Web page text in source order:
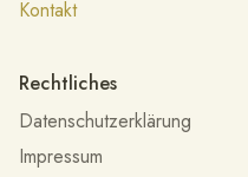
Kontakt
Rechtliches
Datenschutzerklärung
Impressum